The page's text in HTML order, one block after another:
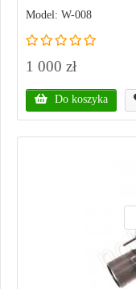
Model: W-008
1 000 zł
Do koszyka